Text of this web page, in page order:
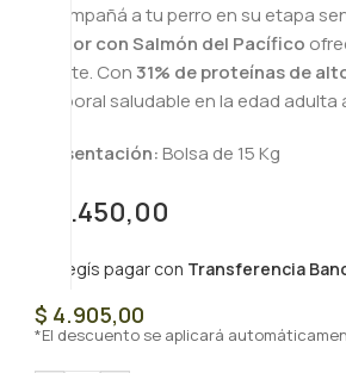
Acompañá a tu perro en su etapa
Senior con Salmón del Pacífico
mente. Con31% de proteínas de
corporal saludable en la edad adulta
Presentación:Bolsa de 15 Kg
5.450,00
Si elegís pagar con Transferencia
$ 4.905,00
*El descuento se aplicará